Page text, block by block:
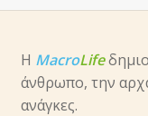
Η MacroLife
άνθρωπο, την
ανάγκες.